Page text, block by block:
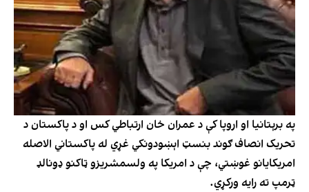
په برېتانیا او اروپا کې د عمران خان ارتباطي کس او د پاکستان د
تحریک انصاف ګوند بنسټ اېښودونکي غړي له پاکستاني الاصله
امریکایانو غوښتي، چې د امریکا په ولسمشریزو ټاکنو ډونالډ
ټرمپ ته رایه ورکړي.